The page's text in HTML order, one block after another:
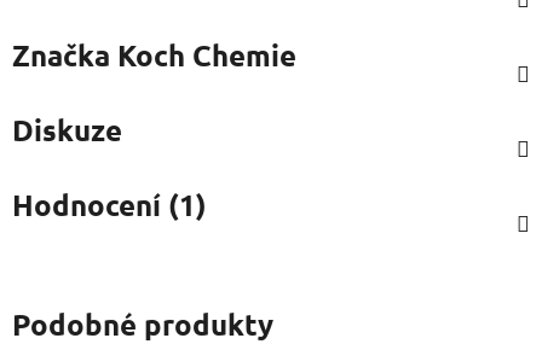
Značka Koch Chemie
Diskuze
Hodnocení (1)
Podobné produkty